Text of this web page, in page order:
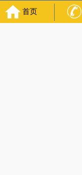
葬服务公司
南昌青山湖
滨道里区丧葬用品
西宁
寿衣店铺杭州上城区灵堂
首页